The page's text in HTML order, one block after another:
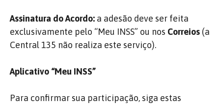
Assinatura do Acordo: a adesão deve ser feita
exclusivamente pelo “Meu INSS” ou nos Correios (a
Central 135 não realiza este serviço).
Aplicativo “Meu INSS”
Para confirmar sua participação, siga estas